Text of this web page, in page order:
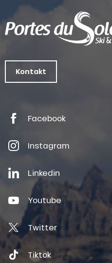
Kontakt
Facebook
Instagram
Linkedin
Youtube
Twitter
Tiktok